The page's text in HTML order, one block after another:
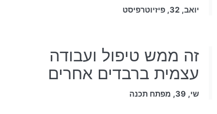
יואב, 32, פיזיוטרפיסט
זה ממש טיפול ועבודה
עצמית ברבדים אחרים
שי, 39, מפתח תכנה